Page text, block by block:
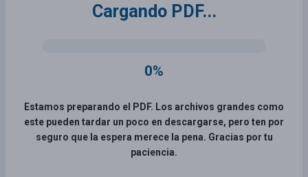
Cargando PDF...
0%
Estamos preparando el PDF. Los archivos grandes como
este pueden tardar un poco en descargarse, pero ten por
seguro que la espera merece la pena. Gracias por tu
paciencia.